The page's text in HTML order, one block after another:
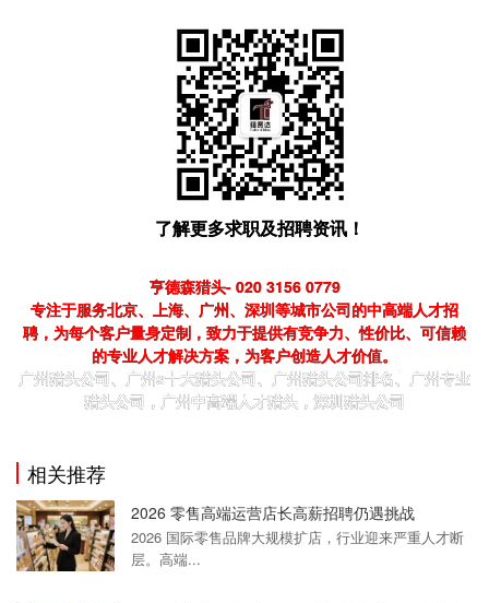
了解更多求职及招聘资讯！
亨德森猎头- 020 3156 0779
专注于服务北京、上海、广州、深圳等城市公司的中高端人才招
聘，为每个客户量身定制，致力于提供有竞争力、性价比、可信赖
的专业人才解决方案，为客户创造人才价值。
广州猎头公司、广州s十大猎头公司、广州猎头公司排名、广州专业
猎头公司，广州中高端人才猎头，深圳猎头公司
相关推荐
2026 零售高端运营店长高薪招聘仍遇挑战
2026 国际零售品牌大规模扩店，行业迎来严重人才断
层。高端...